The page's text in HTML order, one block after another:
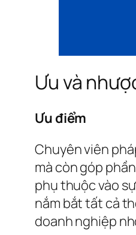
Ưu và
Ưu điểm
Chuyên viên
mà còn góp
phụ thuộc vào
nắm bắt tất cả
doanh nghiệp